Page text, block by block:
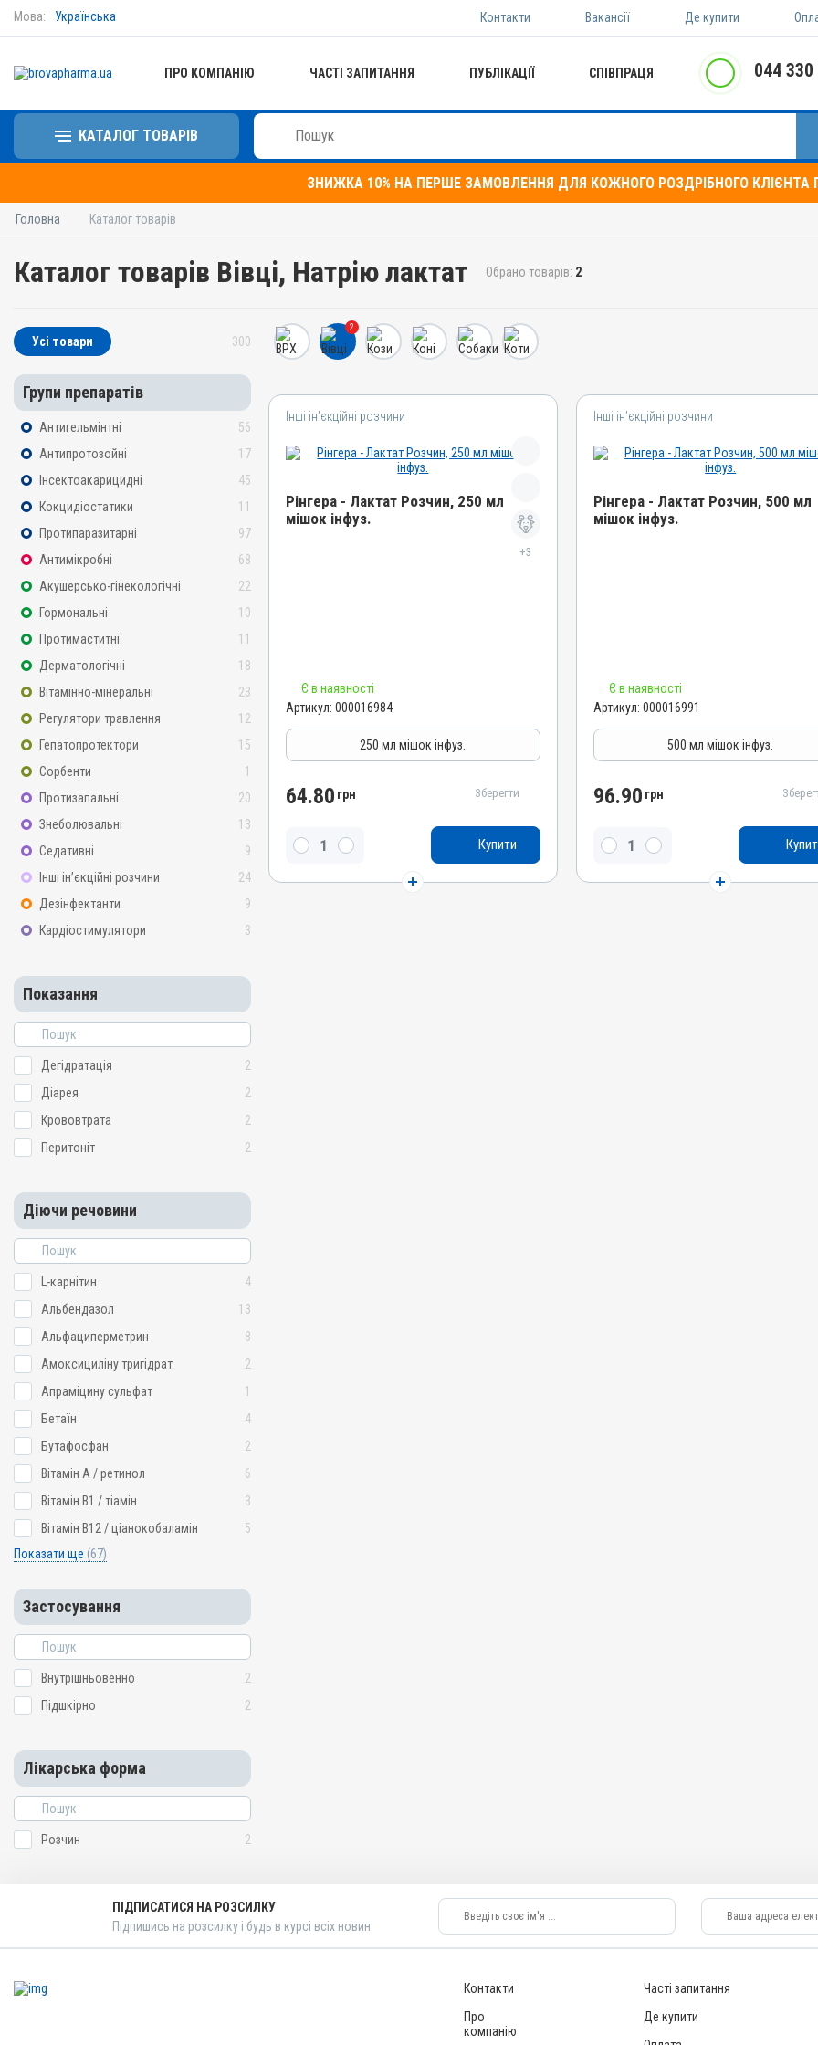
Мова: Українська Контакти Вакансії Де купити
ПРО КОМПАНІЮ ЧАСТІ ЗАПИТАННЯ ПУБЛІКАЦІЇ СПІВПРАЦЯ 044
КАТАЛОГ ТОВАРІВ
ЗНИЖКА 10% НА ПЕРШЕ ЗАМОВЛЕННЯ ДЛЯ КОЖНОГО РОЗДРІБНОГО КЛІЄНТА
Головна Каталог товарів
Каталог товарів Вівці, Натрію лактат Обрано товарів: 2
Усі товари 300
Групи препаратів
Антигельмінтні
56
Антипротозойні
17
Інсектоакарицидні
45
Кокцидіостатики
11
Протипаразитарні
97
Антимікробні
68
Акушерсько-гінекологічні
22
Гормональні
10
Протимаститні
11
Дерматологічні
18
Вітамінно-мінеральні
23
Регулятори травлення
12
Гепатопротектори
15
Сорбенти
1
Протизапальні
20
Знеболювальні
13
Седативні
9
Інші ін’єкційні розчини
24
Дезінфектанти
9
Кардіостимулятори
3
Показання
Дегідратація
2
Діарея
2
Крововтрата
2
Перитоніт
2
Діючи речовини
L-карнітин
4
Альбендазол
13
Альфациперметрин
8
Амоксициліну тригідрат
2
Апраміцину сульфат
1
Бетаїн
4
Бутафосфан
2
Вітамін A / ретинол
6
Вітамін B1 / тіамін
3
Вітамін B12 / ціанокобаламін
5
Показати ще (67)
Застосування
Внутрішньовенно
2
Підшкірно
2
Лікарська форма
Розчин 2
2
Інші ін’єкційні розчини
Рінгера - Лактат Розчин, 250 мл
мішок інфуз.
+3
Номер РП
AB-09391-01-20
Групи препаратів
Розчин
Натрію хлорид, Калію хлорид, Кальцію
хлорид гексагідрат, Натрію лактат
Є в наявності
Артикул: 000016984
250 мл мішок інфуз.
64.80 грн Зберегти
Купити
Інші ін’єкційні розчини
Рінгера - Лактат Розчин, 500 мл
мішок інфуз.
Номер РП
AB-09391-01-20
Групи препаратів
Розчин
Натрію лактат, Натрію хлорид, Калію хлорид,
Є в наявності
Артикул: 000016991
500 мл мішок інфуз.
96.90 грн
ПІДПИСАТИСЯ НА РОЗСИЛКУ
Підпишись на розсилку і будь в курсі всіх новин
Контакти
Про
компанію
Часті запитання
Де купити